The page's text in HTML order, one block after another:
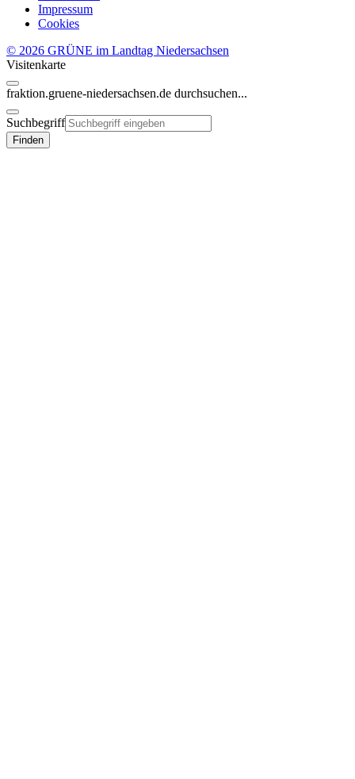
Impressum
Cookies
© 2026 GRÜNE im Landtag Niedersachsen
Visitenkarte
fraktion.gruene-niedersachsen.de durchsuchen...
Suchbegriff
Finden